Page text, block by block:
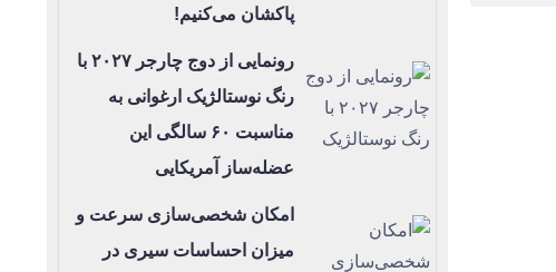
پاکشان می‌کنیم!
رونمایی از دوج چارجر ۲۰۲۷ با
رنگ نوستالژیک ارغوانی به
مناسبت ۶۰ سالگی این
عضله‌ساز آمریکایی
امکان شخصی‌سازی سرعت و
میزان احساسات سیری در